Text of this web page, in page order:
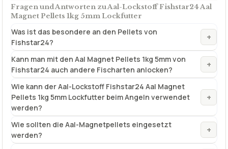
Fragen und Antworten zu Aal-Lockstoff Fishstar24 Aal
Magnet Pellets 1kg 5mm Lockfutter
Was ist das besondere an den Pellets von
Fishstar24?
+
Kann man mit den Aal Magnet Pellets 1kg 5mm von
Fishstar24 auch andere Fischarten anlocken?
+
Wie kann der Aal-Lockstoff Fishstar24 Aal Magnet
Pellets 1kg 5mm Lockfutter beim Angeln verwendet
werden?
+
Wie sollten die Aal-Magnetpellets eingesetzt
werden?
+